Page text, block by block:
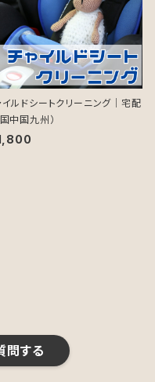
イルドシートクリーニング｜宅配
国中国九州）
問する